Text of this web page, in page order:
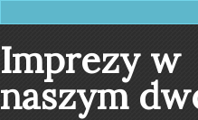
Imprezy w
naszym